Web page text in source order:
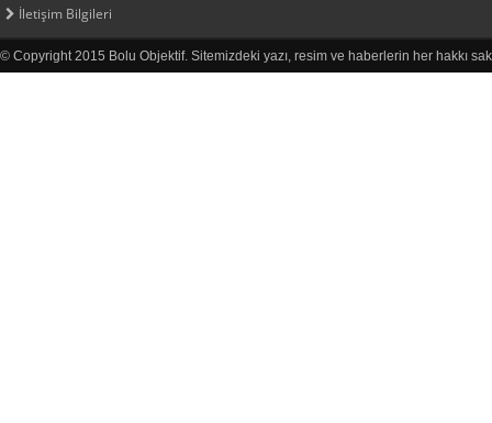
İletişim Bilgileri
© Copyright 2015 Bolu Objektif. Sitemizdeki yazı, resim ve haberlerin her hakkı